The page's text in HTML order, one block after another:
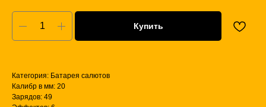
Купить
Категория: Батарея салютов
Калибр в мм: 20
Зарядов: 49